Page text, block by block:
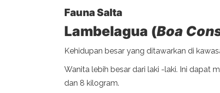
Fauna Salta
Lambelagua (Boa
Kehidupan besar yang ditawarkan di
Wanita lebih besar dari laki -laki. Ini dapat
dan 8 kilogram.